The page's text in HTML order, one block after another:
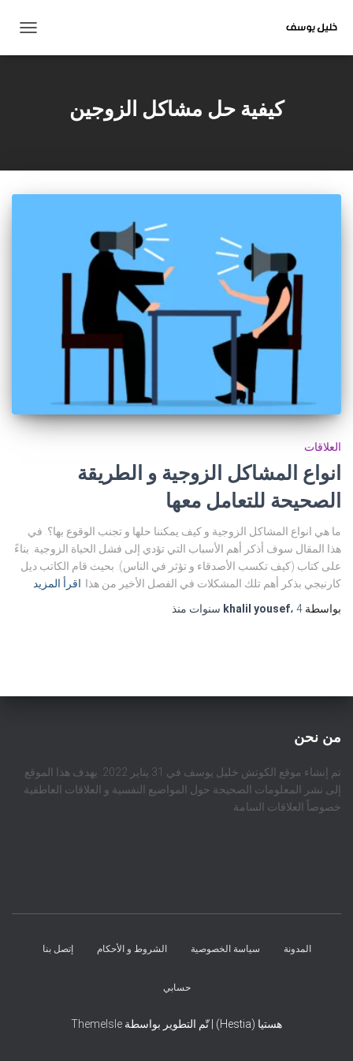
التنقل
كيفية حل مشاكل الزوجين
العلاقات
انواع المشاكل الزوجية و الطريقة
الصحيحة للتعامل معها
ما هي انواع المشاكل الزوجية و كيف يمكننا حلها و تجنب الوقوع بها؟. في
هذا المقال سوف أذكر أهم الأسباب التي تؤدي إلى فشل الحياة الزوجية. بناءً
على كتاب (كيف تكسب الأصدقاء و تؤثر في الناس). بحيث قام الكاتب ديل
كارنيجي بذكر أهم تلك المشكلات في الفصل الأخير من هذا اقرأ المزيد
بواسطة
khalil yousef، 4 سنوات منذ
من نحن
تم إنشاء موقع الكوتش خليل يوسف في 31 يناير 2022. يهدف هذا الموقع
إلى نشر المعلومات الصحيحة حول المواضيع النفسية و العلاقات العاطفية
خصوصاً العلاقات السامة
المدونة سياسة الخصوصية الشروط و الأحكام إتصل بنا
حسابي
هستيا (Hestia) | تّم التطوير بواسطة ThemeIsle